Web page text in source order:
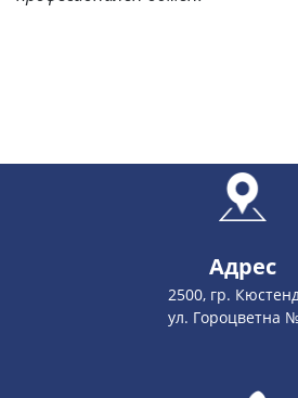
Адрес
2500, гр.
ул. Гороцветна